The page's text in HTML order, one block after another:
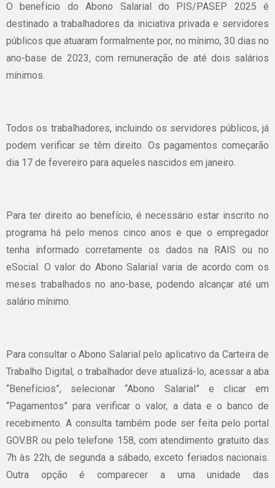
O benefício do Abono Salarial do PIS/PASEP 2025 é
destinado a trabalhadores da iniciativa privada e servidores
públicos que atuaram formalmente por, no mínimo, 30 dias no
ano-base de 2023, com remuneração de até dois salários
mínimos.
Todos os trabalhadores, incluindo os servidores públicos, já
podem verificar se têm direito. Os pagamentos começarão
dia 17 de fevereiro para aqueles nascidos em janeiro.
Para ter direito ao benefício, é necessário estar inscrito no
programa há pelo menos cinco anos e que o empregador
tenha informado corretamente os dados na RAIS ou no
eSocial. O valor do Abono Salarial varia de acordo com os
meses trabalhados no ano-base, podendo alcançar até um
salário mínimo.
Para consultar o Abono Salarial pelo aplicativo da Carteira de
Trabalho Digital, o trabalhador deve atualizá-lo, acessar a aba
“Benefícios”, selecionar “Abono Salarial” e clicar em
“Pagamentos” para verificar o valor, a data e o banco de
recebimento. A consulta também pode ser feita pelo portal
GOV.BR ou pelo telefone 158, com atendimento gratuito das
7h às 22h, de segunda a sábado, exceto feriados nacionais.
Outra opção é comparecer a uma unidade das